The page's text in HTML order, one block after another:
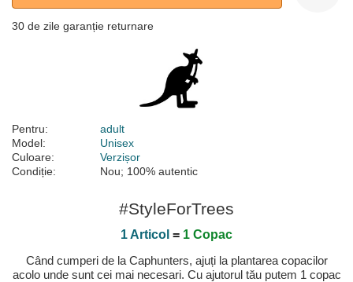
30 de zile garanție returnare
Pentru:
adult
Model:
Unisex
Culoare:
Verzișor
Condiție:
Nou; 100% autentic
#StyleForTrees
1 Articol = 1 Copac
Când cumperi de la Caphunters, ajuți la plantarea copacilor
acolo unde sunt cei mai necesari. Cu ajutorul tău putem 1 copac